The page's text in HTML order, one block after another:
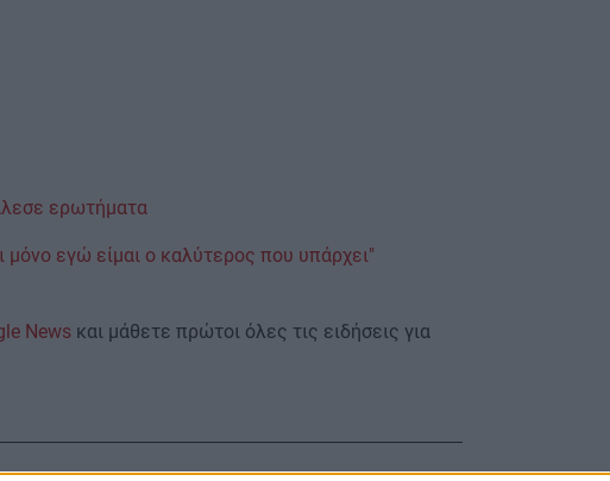
ερωτήματα
μόνο εγώ είμαι ο καλύτερος που υπάρχει"
News και μάθετε πρώτοι όλες τις ειδήσεις για